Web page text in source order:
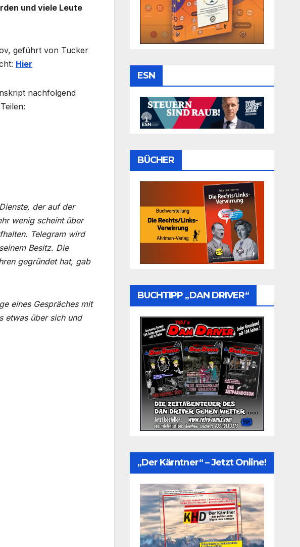
und viele Leute
geführt von Tucker
Hier
nachfolgend
der auf der
wenig scheint über
Telegram wird
Besitz. Die
gegründet hat, gab
eines Gespräches mit
etwas über sich und
ESN
BÜCHER
BUCHTIPP „DAN DRIVER“
„Der Kärntner“ – Jetzt Online!